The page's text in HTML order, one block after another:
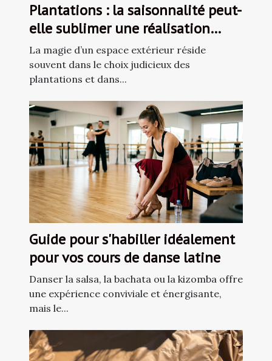
Plantations : la saisonnalité peut-
elle sublimer une réalisation
paysagère ?
La magie d’un espace extérieur réside
souvent dans le choix judicieux des
plantations et dans...
Guide pour s'habiller idéalement
pour vos cours de danse latine
Danser la salsa, la bachata ou la kizomba offre
une expérience conviviale et énergisante,
mais le...